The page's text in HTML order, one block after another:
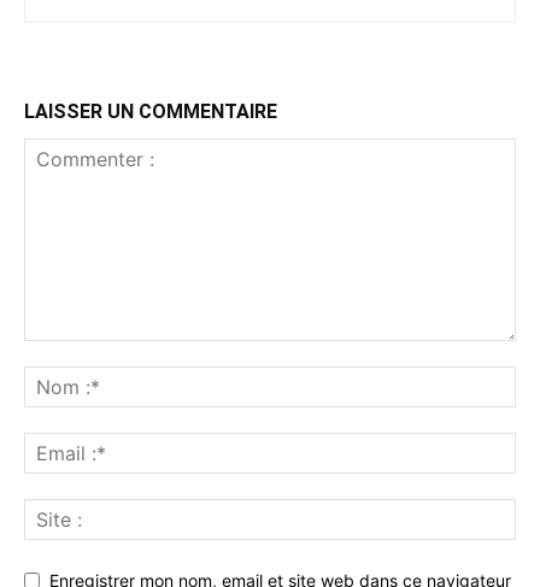
LAISSER UN COMMENTAIRE
Enregistrer mon nom, email et site web dans ce navigateur